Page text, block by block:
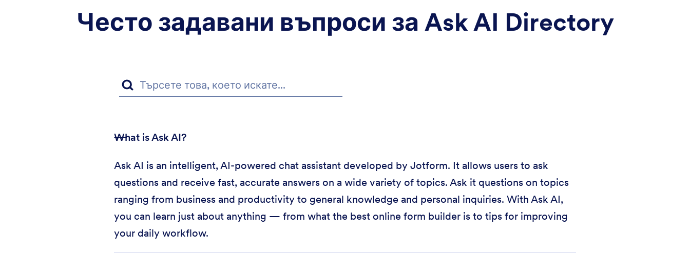
Често задавани въпроси за Ask AI Directory
What is Ask AI?
Ask AI is an intelligent, AI-powered chat assistant developed by Jotform. It allows users to ask
questions and receive fast, accurate answers on a wide variety of topics. Ask it questions on topics
ranging from business and productivity to general knowledge and personal inquiries. With Ask AI,
you can learn just about anything — from what the best online form builder is to tips for improving
your daily workflow.